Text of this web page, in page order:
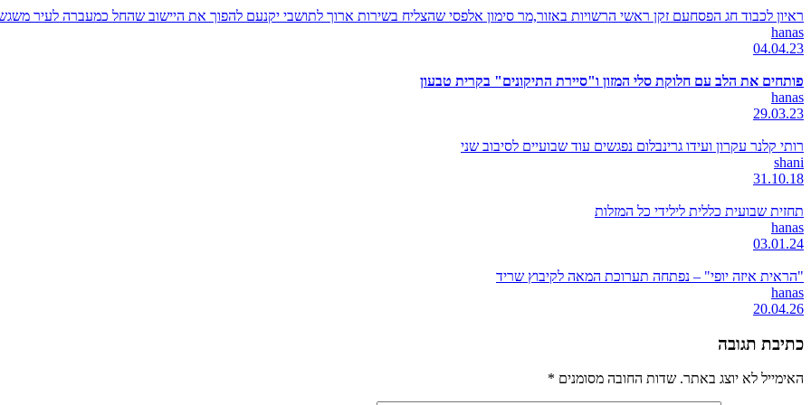
ראיון לכבוד חג הפסחעם זקן ראשי הרשויות באזור,מר סימון אלפסי שהצליח בשירות ארוך לתושבי יקנעם להפוך את היישוב שהחל כמעברה לעיר
hanas
04.04.23
פותחים את הלב עם חלוקת סלי המזון ו"סיירת התיקונים" בקרית טבעון
hanas
29.03.23
רותי קלנר עקרון ועידו גרינבלום נפגשים עוד שבועיים לסיבוב שני
shani
31.10.18
תחזית שבועית כללית לילידי כל המזלות
hanas
03.01.24
"הראית איזה יופי" – נפתחה תערוכת המאה לקיבוץ שריד
hanas
20.04.26
כתיבת תגובה
האימייל לא יוצג באתר. שדות החובה מסומנים *